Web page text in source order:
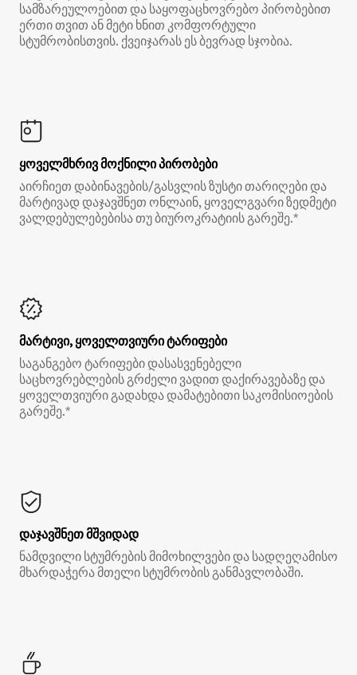
სამზარეულოებით და საყოფაცხოვრებო პირობებით
ერთი თვით ან მეტი ხნით კომფორტული
სტუმრობისთვის. ქვეიჯარას ეს ბევრად სჯობია.
ყოველმხრივ მოქნილი პირობები
აირჩიეთ დაბინავების/გასვლის ზუსტი თარიღები და
მარტივად დაჯავშნეთ ონლაინ, ყოველგვარი ზედმეტი
ვალდებულებებისა თუ ბიუროკრატიის გარეშე.*
მარტივი, ყოველთვიური ტარიფები
საგანგებო ტარიფები დასასვენებელი
საცხოვრებლების გრძელი ვადით დაქირავებაზე და
ყოველთვიური გადახდა დამატებითი საკომისიოების
გარეშე.*
დაჯავშნეთ მშვიდად
ნამდვილი სტუმრების მიმოხილვები და სადღეღამისო
მხარდაჭერა მთელი სტუმრობის განმავლობაში.